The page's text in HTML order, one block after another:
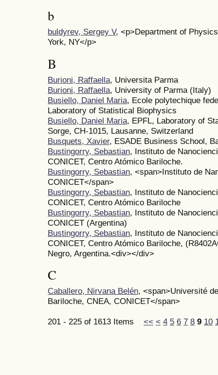
b
buldyrev, Sergey V, <p>Department of
York, NY</p>
B
Burioni, Raffaella, Universita Parma
Burioni, Raffaella, University of Parma (Italy)
Busiello, Daniel Maria, Ecole polytechique
Laboratory of Statistical Biophysics
Busiello, Daniel Maria, EPFL, Laboratory of
Sorge, CH-1015, Lausanne, Switzerland
Busquets, Xavier, ESADE Business School,
Bustingorry, Sebastian, Instituto de
CONICET, Centro Atómico Bariloche.
Bustingorry, Sebastian, <span>Instituto de
CONICET</span>
Bustingorry, Sebastian, Instituto de
CONICET, Centro Atómico Bariloche
Bustingorry, Sebastian, Instituto de
CONICET (Argentina)
Bustingorry, Sebastian, Instituto de
CONICET, Centro Atómico Bariloche,
Negro, Argentina.<div></div>
C
Caballero, Nirvana Belén, <span>Université
Bariloche, CNEA, CONICET</span>
201 - 225 of 1613 Items << < 4 5 6 7 8 9 10